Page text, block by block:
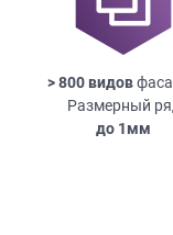
> 800 видов
Размерный
до 1мм